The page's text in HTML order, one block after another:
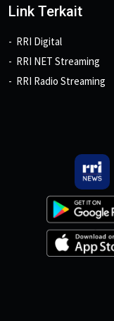
Link Terkait
RRI Digital
RRI NET Streaming
RRI Radio Streaming